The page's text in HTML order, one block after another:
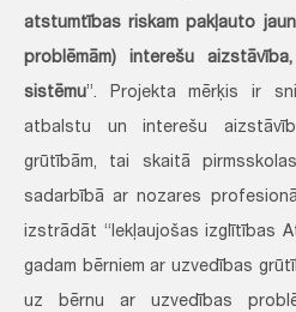
atstumtības riskam pakļauto
problēmām) interešu
sistēmu”. Projekta mērķis ir
atbalstu un interešu
grūtībām, tai skaitā
sadarbībā ar nozares
izstrādāt “Iekļaujošas izglītības
gadam bērniem ar uzvedības
uz bērnu ar uzvedības